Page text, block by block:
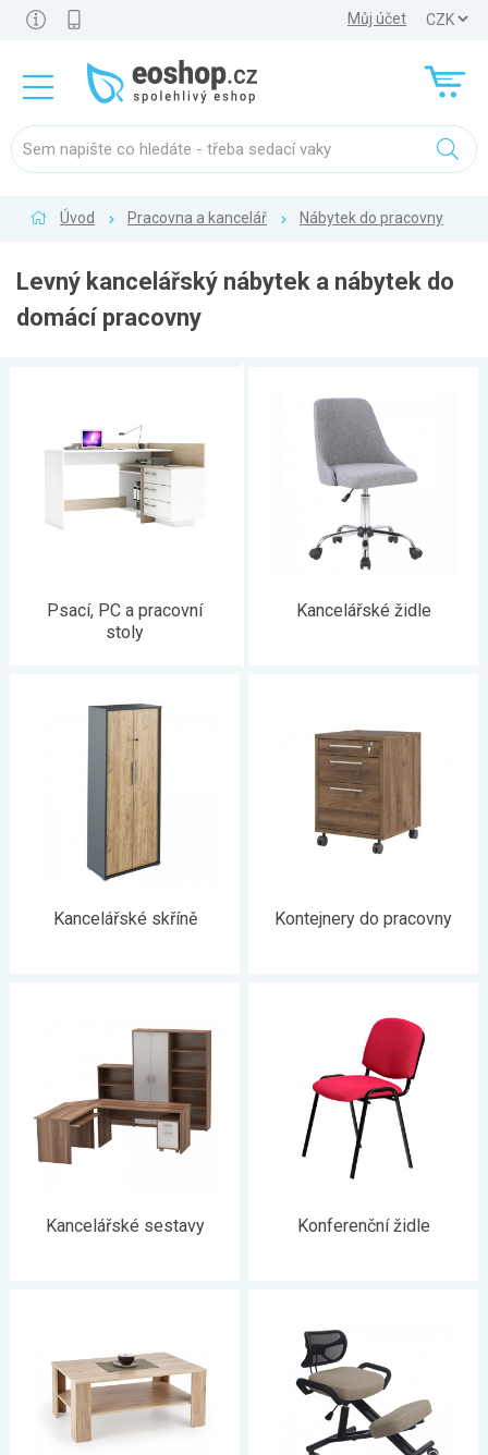
Můj účet
Úvod Pracovna a kancelář Nábytek do pracovny
Levný kancelářský nábytek a nábytek do
domácí pracovny
Psací, PC a pracovní
stoly
Kancelářské židle
Kancelářské skříně Kontejnery do pracovny
Kancelářské sestavy Konferenční židle